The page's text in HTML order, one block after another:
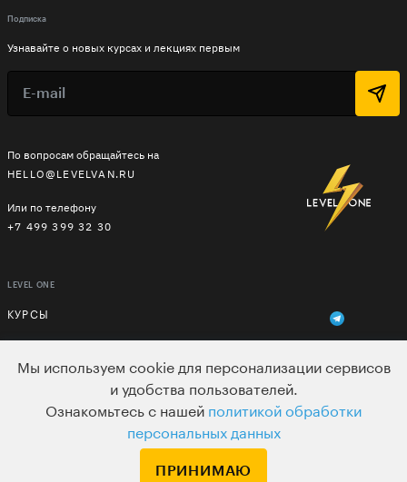
По вопросам обращайтесь на
HELLO@LEVELVAN.RU
Или по телефону
+7 499 399 32 30
LEVEL ONE
КУРСЫ
ВАКАНСИИ
ПОЛЬЗОВАТЕЛЬСКОЕ СОГЛАШЕНИЕ
Подписка
Узнавайте о новых курсах и лекциях первым
Мы используем cookie для персонализации сервисов
и удобства пользователей.
Ознакомьтесь с нашей политикой обработки
персональных данных
ПРИНИМАЮ